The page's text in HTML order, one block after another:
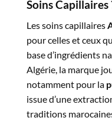
Soins Capillaires
Les soins capillaires
pour celles et ceux
base d’ingrédients
Algérie, la marque
notamment pour la
issue d’une
traditions